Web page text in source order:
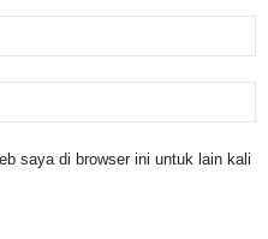
saya di browser ini untuk lain kali